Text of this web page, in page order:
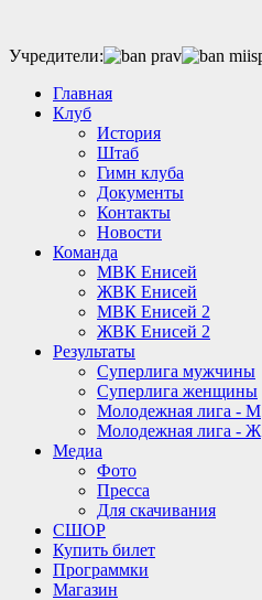
Учредители:
Главная
Клуб
История
Штаб
Гимн клуба
Документы
Контакты
Новости
Команда
МВК Енисей
ЖВК Енисей
МВК Енисей 2
ЖВК Енисей 2
Результаты
Суперлига мужчины
Суперлига женщины
Молодежная лига - М
Молодежная лига - Ж
Медиа
Фото
Пресса
Для скачивания
СШОР
Купить билет
Программки
Магазин